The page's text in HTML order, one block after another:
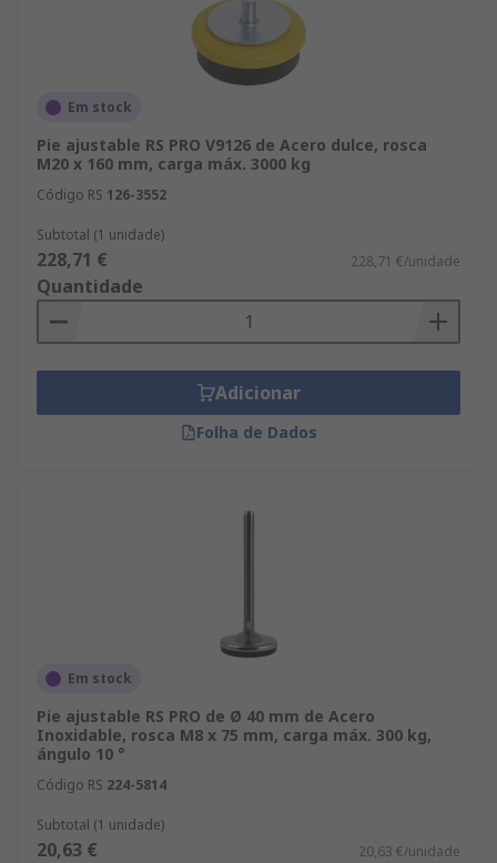
Em stock
Pie ajustable RS PRO V9126 de Acero dulce, rosca
M20 x 160 mm, carga máx. 3000 kg
Código RS 126-3552
Subtotal (1 unidade)
228,71 € 228,71 €/unidade
Quantidade
Adicionar
Folha de Dados
Em stock
Pie ajustable RS PRO de Ø 40 mm de Acero
Inoxidable, rosca M8 x 75 mm, carga máx. 300 kg,
ángulo 10 °
Código RS 224-5814
Subtotal (1 unidade)
20,63 € 20,63 €/unidade